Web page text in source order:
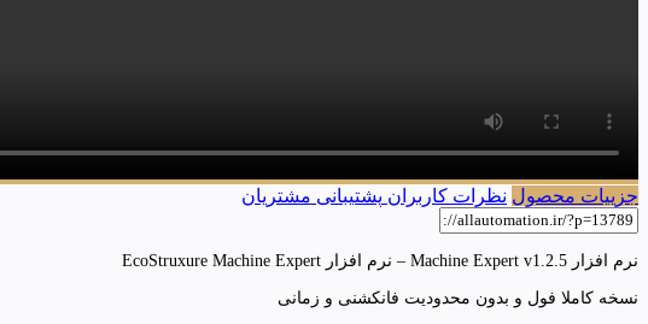
جزییات محصول نظرات کاربران پشتیبانی مشتریان
نرم افزار Machine Expert v1.2.5 – نرم افزار EcoStruxure Machine Expert
نسخه کاملا فول و بدون محدودیت فانکشنی و زمانی